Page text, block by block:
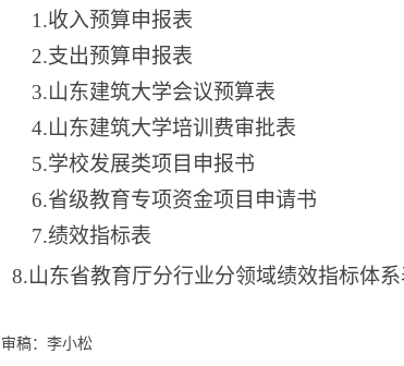
1.收入预算申报表
2.支出预算申报表
3.山东建筑大学会议预算表
4.山东建筑大学培训费审批表
5.学校发展类项目申报书
6.省级教育专项资金项目申请书
7.绩效指标表
8.山东省教育厅分行业分领域绩效指标体系
审稿：李小松